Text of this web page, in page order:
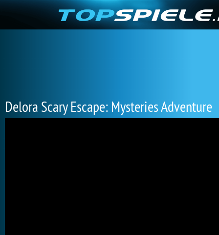
Delora Scary Escape: Mysteries Adventure